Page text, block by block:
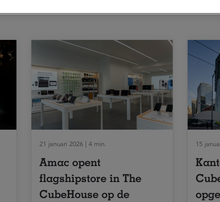
21 januari 2026 | 4 min.
Amac opent
flagshipstore in The
CubeHouse op de
15